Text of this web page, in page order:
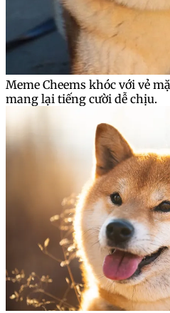
Meme Cheems khóc với vẻ
mang lại tiếng cười dễ chịu.